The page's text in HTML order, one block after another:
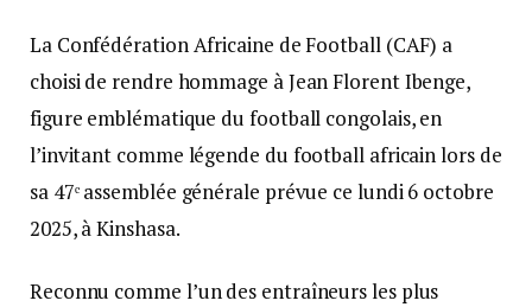
La Confédération Africaine de Football (CAF) a
choisi de rendre hommage à Jean Florent Ibenge,
figure emblématique du football congolais, en
l’invitant comme légende du football africain lors de
sa 47ᵉ assemblée générale prévue ce lundi 6 octobre
2025, à Kinshasa.
Reconnu comme l’un des entraîneurs les plus